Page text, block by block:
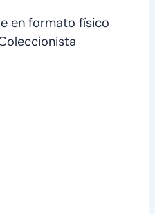
en formato físico